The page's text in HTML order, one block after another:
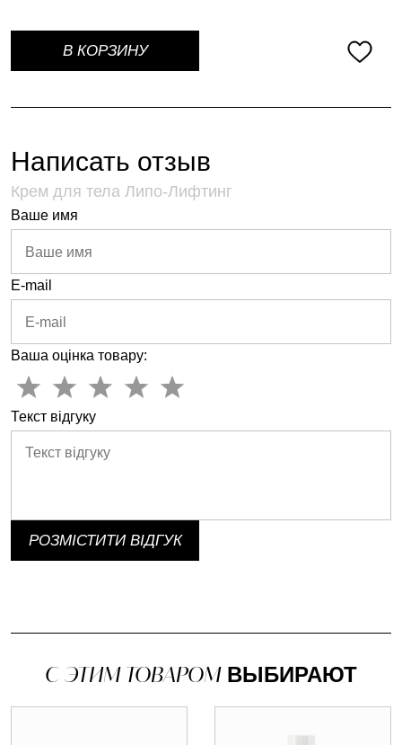
В КОРЗИНУ
Написать отзыв
Крем для тела Липо-Лифтинг
Ваше имя
E-mail
Ваша оцінка товару:
Текст відгуку
РОЗМІСТИТИ ВІДГУК
С ЭТИМ ТОВАРОМВЫБИРАЮТ